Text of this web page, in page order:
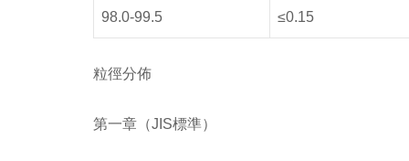
98.0-99.5 ≤0.15
粒徑分佈
第一章（JIS標準）